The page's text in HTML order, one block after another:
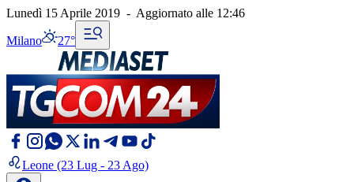
Lunedì 15 Aprile 2019 - Aggiornato alle 12:46
Milano 27°
Leone (23 Lug - 23 Ago)